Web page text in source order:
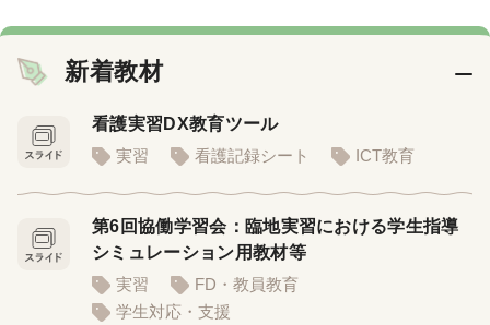
新着教材
看護実習DX教育ツール
実習
看護記録シート ICT教育
第6回協働学習会：臨地実習における学生指導
シミュレーション用教材等
実習
FD・教員教育
学生対応・支援